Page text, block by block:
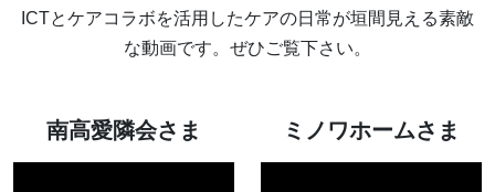
ICTとケアコラボを活用したケアの日常が垣間見える素敵
な動画です。ぜひご覧下さい。
南高愛隣会さま ミノワホームさま